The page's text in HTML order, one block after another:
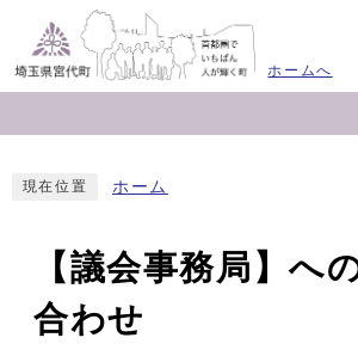
ホームへ
現在位置 ホーム
【議会事務局】へ
合わせ